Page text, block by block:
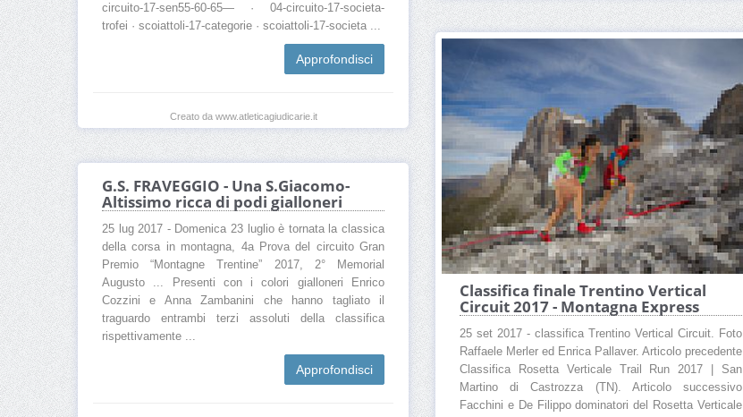
circuito-17-sen55-60-65— · 04-circuito-17-societa-
trofei · scoiattoli-17-categorie · scoiattoli-17-societa ...
Approfondisci
Creato da www.atleticagiudicarie.it
Classifica finale Trentino Vertical
Circuit 2017 - Montagna Express
25 set 2017 - classifica Trentino Vertical Circuit. Foto
Raffaele Merler ed Enrica Pallaver. Articolo precedente
Classifica Rosetta Verticale Trail Run 2017 | San
Martino di Castrozza (TN). Articolo successivo
Facchini e De Filippo dominatori del Rosetta Verticale
G.S. FRAVEGGIO - Una S.Giacomo-
Altissimo ricca di podi gialloneri
25 lug 2017 - Domenica 23 luglio è tornata la classica
della corsa in montagna, 4a Prova del circuito Gran
Premio “Montagne Trentine” 2017, 2° Memorial
Augusto ... Presenti con i colori gialloneri Enrico
Cozzini e Anna Zambanini che hanno tagliato il
traguardo entrambi terzi assoluti della classifica
rispettivamente ...
Approfondisci